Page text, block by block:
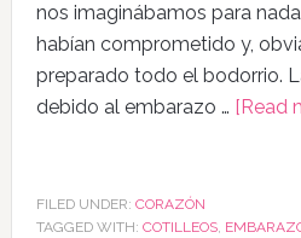
nos imaginábamos para
habían comprometido y,
preparado todo el bodorrio.
debido al embarazo … [Read
FILED UNDER: CORAZÓN
TAGGED WITH: COTILLEOS,